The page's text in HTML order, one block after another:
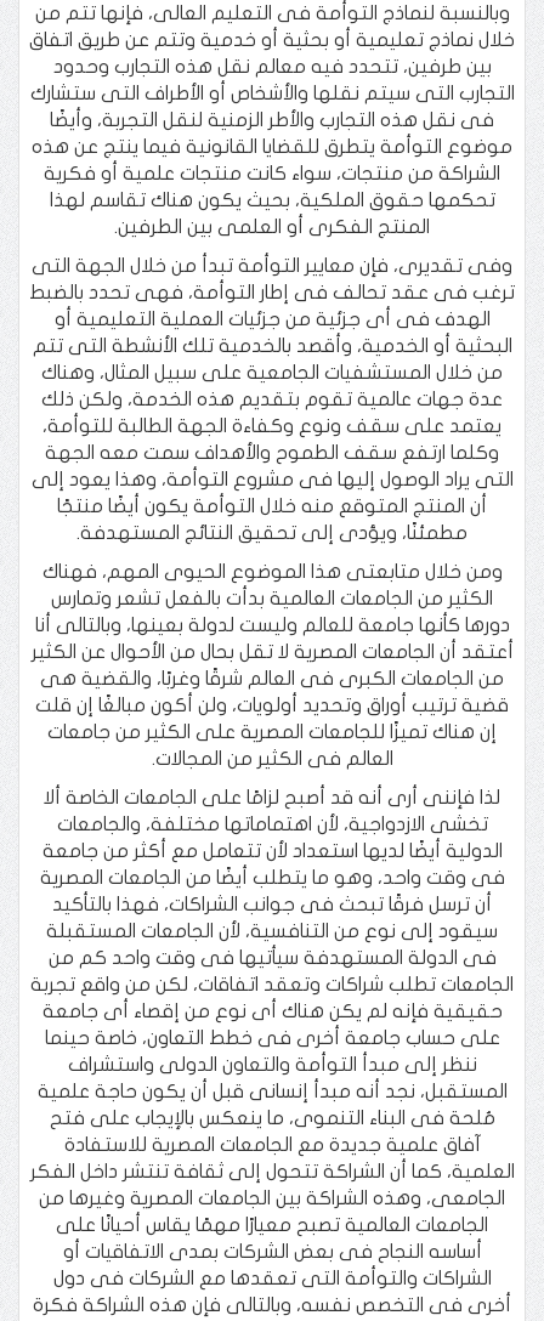
وبالنسبة لنماذج التوأمة فى التعليم العالى، فإنها تتم من
خلال نماذج تعليمية أو بحثية أو خدمية وتتم عن طريق اتفاق
بين طرفين، تتحدد فيه معالم نقل هذه التجارب وحدود
التجارب التى سيتم نقلها والأشخاص أو الأطراف التى ستشارك
فى نقل هذه التجارب والأطر الزمنية لنقل التجربة، وأيضًا
موضوع التوأمة يتطرق للقضايا القانونية فيما ينتج عن هذه
الشراكة من منتجات، سواء كانت منتجات علمية أو فكرية
تحكمها حقوق الملكية، بحيث يكون هناك تقاسم لهذا
المنتج الفكرى أو العلمى بين الطرفين.
وفى تقديرى، فإن معايير التوأمة تبدأ من خلال الجهة التى
ترغب فى عقد تحالف فى إطار التوأمة، فهى تحدد بالضبط
الهدف فى أى جزئية من جزئيات العملية التعليمية أو
البحثية أو الخدمية، وأقصد بالخدمية تلك الأنشطة التى تتم
من خلال المستشفيات الجامعية على سبيل المثال، وهناك
عدة جهات عالمية تقوم بتقديم هذه الخدمة، ولكن ذلك
يعتمد على سقف ونوع وكفاءة الجهة الطالبة للتوأمة،
وكلما ارتفع سقف الطموح والأهداف سمت معه الجهة
التى يراد الوصول إليها فى مشروع التوأمة، وهذا يعود إلى
أن المنتج المتوقع منه خلال التوأمة يكون أيضًا منتجًا
مطمئنًا، ويؤدى إلى تحقيق النتائج المستهدفة.
ومن خلال متابعتى هذا الموضوع الحيوى المهم، فهناك
الكثير من الجامعات العالمية بدأت بالفعل تشعر وتمارس
دورها كأنها جامعة للعالم وليست لدولة بعينها، وبالتالى أنا
أعتقد أن الجامعات المصرية لا تقل بحال من الأحوال عن الكثير
من الجامعات الكبرى فى العالم شرقًا وغربًا، والقضية هى
قضية ترتيب أوراق وتحديد أولويات، ولن أكون مبالغًا إن قلت
إن هناك تميزًا للجامعات المصرية على الكثير من جامعات
العالم فى الكثير من المجالات.
لذا فإننى أرى أنه قد أصبح لزامًا على الجامعات الخاصة ألا
تخشى الازدواجية، لأن اهتماماتها مختلفة، والجامعات
الدولية أيضًا لديها استعداد لأن تتعامل مع أكثر من جامعة
فى وقت واحد، وهو ما يتطلب أيضًا من الجامعات المصرية
أن ترسل فرقًا تبحث فى جوانب الشراكات، فهذا بالتأكيد
سيقود إلى نوع من التنافسية، لأن الجامعات المستقبلة
فى الدولة المستهدفة سيأتيها فى وقت واحد كم من
الجامعات تطلب شراكات وتعقد اتفاقات، لكن من واقع تجربة
حقيقية فإنه لم يكن هناك أى نوع من إقصاء أى جامعة
على حساب جامعة أخرى فى خطط التعاون، خاصة حينما
ننظر إلى مبدأ التوأمة والتعاون الدولى واستشراف
المستقبل، نجد أنه مبدأ إنسانى قبل أن يكون حاجة علمية
مُلحة فى البناء التنموى، ما ينعكس بالإيجاب على فتح
آفاق علمية جديدة مع الجامعات المصرية للاستفادة
العلمية، كما أن الشراكة تتحول إلى ثقافة تنتشر داخل الفكر
الجامعى، وهذه الشراكة بين الجامعات المصرية وغيرها من
الجامعات العالمية تصبح معيارًا مهمًا يقاس أحيانًا على
أساسه النجاح فى بعض الشركات بمدى الاتفاقيات أو
الشراكات والتوأمة التى تعقدها مع الشركات فى دول
أخرى فى التخصص نفسه، وبالتالى فإن هذه الشراكة فكرة